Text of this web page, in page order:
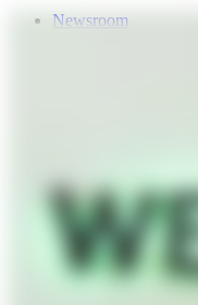
Newsroom